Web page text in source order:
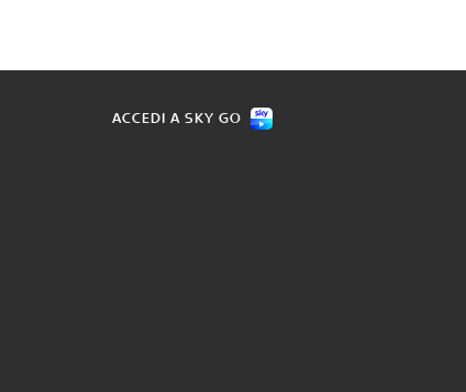
ACCEDI A SKY GO